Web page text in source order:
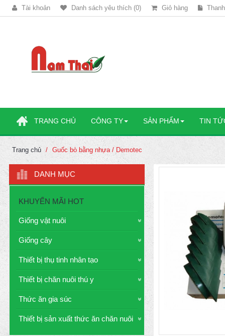
Tài khoản Danh sách yêu thích (0) Giỏ hàng
TRANG CHỦ CÔNG TY SẢN PHẨM TIN
Trang chủ Guốc bò bằng nhựa / Demotec
DANH MỤC
KHUYẾN MÃI HOT
Giống vật nuôi
Giống cây
Thiết bị thụ tinh nhân tạo
Thiết bị chăn nuôi thú y
Thức ăn gia súc
Thiết bị sản xuất thức ăn chăn nuôi